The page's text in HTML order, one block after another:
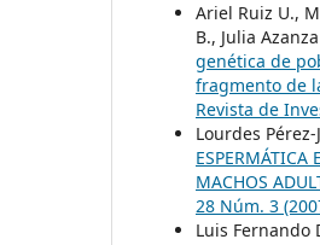
Ariel Ruiz U.,
B., Julia
genética de
fragmento de
Revista de
Lourdes
MACHOS
28 Núm. 3
Luis Fernando